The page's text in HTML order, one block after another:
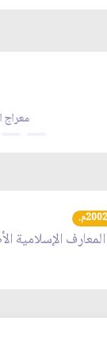
رمضان - تحميل عبر